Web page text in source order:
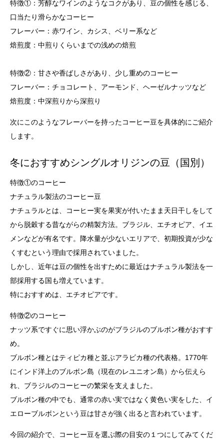
特徴①：芳醇なワインのようなコクがあり、豆の個性を感じる、
口当たり滑らかなコーヒー
フレーバー：赤ワイン、カシス、ベリー系など
焙煎度：中煎りくらいまでの浅めの焙煎
特徴②：甘さや香ばしさがあり、少し重めのコーヒー
フレーバー：チョコレート、アーモンド、ヘーゼルナッツなど
焙煎度：中深煎りから深煎り
次にこのようなフレーバーを持ったコーヒー豆を具体的にご紹介
します。
冬におすすめシングルオリジンの豆（国別）
特徴①のコーヒー
ナチュラル製法のコーヒー豆
ナチュラルとは、コーヒー実を果実が付いたまま天日干しをして
から脱穀する昔ながらの精製方法。ブラジル、エチオピア、イエ
メンなどが有名です。降水量が少ないエリアで、初期投資が少な
くすむという理由で採用されていました。
しかし、近年は豆の個性を出すために最近はナチュラル製法を一
部採用する国も増えています。
特におすすめは、エチオピアです。
特徴②のコーヒー
ナッツ系ですぐに思い浮かぶのがブラジルのブルボン種がおすす
め。
ブルボン種とはティピカ種と並ぶアラビカ種の代表格。1770年
にインド洋上のブルボン島（現在のレユニオン島）から伝えら
れ、ブラジルのコーヒーの繁栄を支えました。
ブルボン種の中でも、通常の赤い実ではなく黄色い実をした、イ
エローブルボンという豆は甘さが強く出ると言われています。
今回の紹介で、コーヒー豆を選ぶ際の目安の１つにしてみてくだ